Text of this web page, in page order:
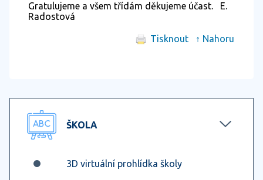
Gratulujeme a všem třídám děkujeme účast. E.
Radostová
Tisknout ↑ Nahoru
ŠKOLA
3D virtuální prohlídka školy